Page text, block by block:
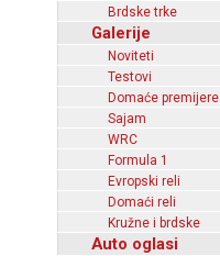
Brdske trke
Galerije
Noviteti
Testovi
Domaće premijere
Sajam
WRC
Formula 1
Evropski reli
Domaći reli
Kružne i brdske
Auto oglasi